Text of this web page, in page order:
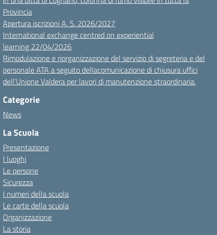
Provincia
Apertura iscrizioni A. S. 2026/2027
International exchange centred on experiential
learning 22/04/2026
Rimodulazione e riorganizzazione del servizio di segreteria e del
personale ATA a seguito dellacomunicazione di chiusura uffici
dell’Unione Valdera per lavori di manutenzione straordinaria.
Categorie
News
La Scuola
Presentazione
I luoghi
Le persone
Sicurezza
I numeri della scuola
Le carte della scuola
Organizzazione
La storia